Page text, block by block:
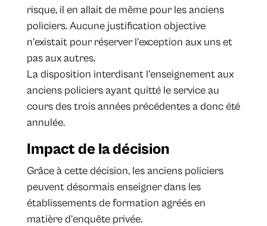
risque, il en allait de même pour les anciens
policiers. Aucune justification objective
n’existait pour réserver l’exception aux uns et
pas aux autres.
La disposition interdisant l’enseignement aux
anciens policiers ayant quitté le service au
cours des trois années précédentes a donc été
annulée.
Impact de la décision
Grâce à cette décision, les anciens policiers
peuvent désormais enseigner dans les
établissements de formation agréés en
matière d’enquête privée.